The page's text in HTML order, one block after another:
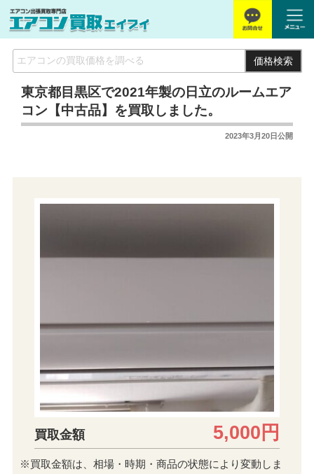
価格検索
東京都目黒区で2021年製の日立のルームエア
コン【中古品】を買取しました。
2023年3月20日公開
買取金額 5,000円
※買取金額は、相場・時期・商品の状態により変動しま